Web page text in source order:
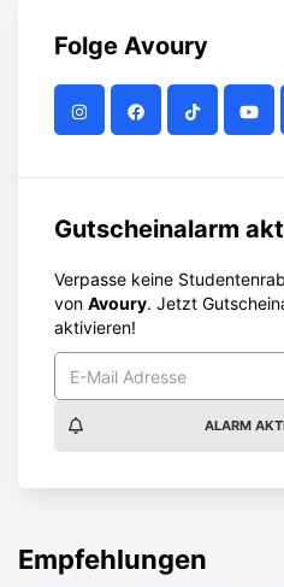
Folge Avoury
Gutscheinalarm
Verpasse keine
von Avoury. Jetzt
aktivieren!
ALARM
Empfehlungen